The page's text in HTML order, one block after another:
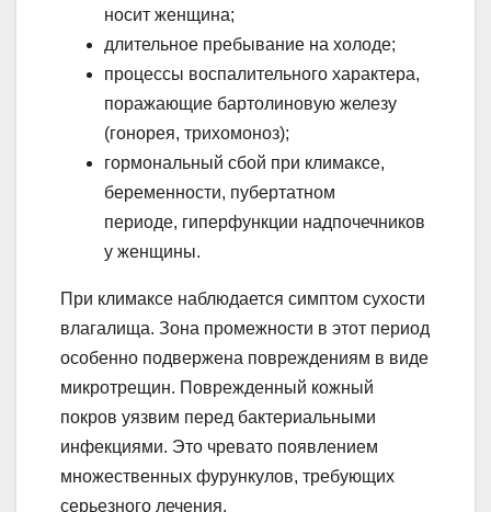
носит женщина;
длительное пребывание на холоде;
процессы воспалительного характера,
поражающие бартолиновую железу
(гонорея, трихомоноз);
гормональный сбой при климаксе,
беременности, пубертатном
периоде, гиперфункции надпочечников
у женщины.
При климаксе наблюдается симптом сухости
влагалища. Зона промежности в этот период
особенно подвержена повреждениям в виде
микротрещин. Поврежденный кожный
покров уязвим перед бактериальными
инфекциями. Это чревато появлением
множественных фурункулов, требующих
серьезного лечения.